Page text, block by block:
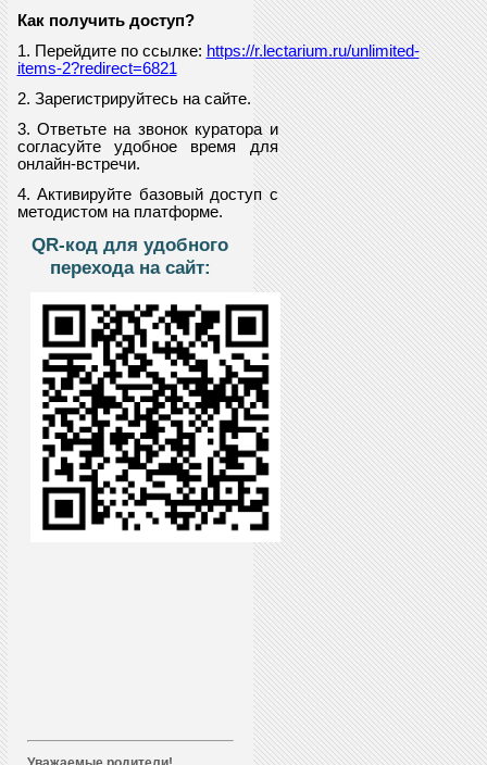
Как получить доступ?
1. Перейдите по ссылке: https://r.lectarium.ru/unlimited-
items-2?redirect=6821
2. Зарегистрируйтесь на сайте.
3. Ответьте на звонок куратора и
согласуйте удобное время для
онлайн-встречи.
4. Активируйте базовый доступ с
методистом на платформе.
QR-код для удобного
перехода на сайт: